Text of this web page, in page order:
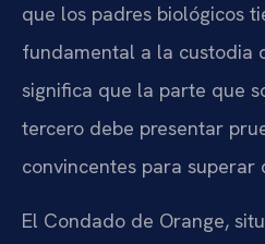
que los padres biológicos
fundamental a la custodia
significa que la parte que
tercero debe presentar
convincentes para superar
El Condado de Orange,